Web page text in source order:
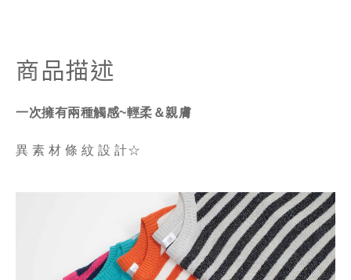
商品描述
一次擁有兩種觸感~輕柔＆親膚
異 素 材 條 紋 設 計☆